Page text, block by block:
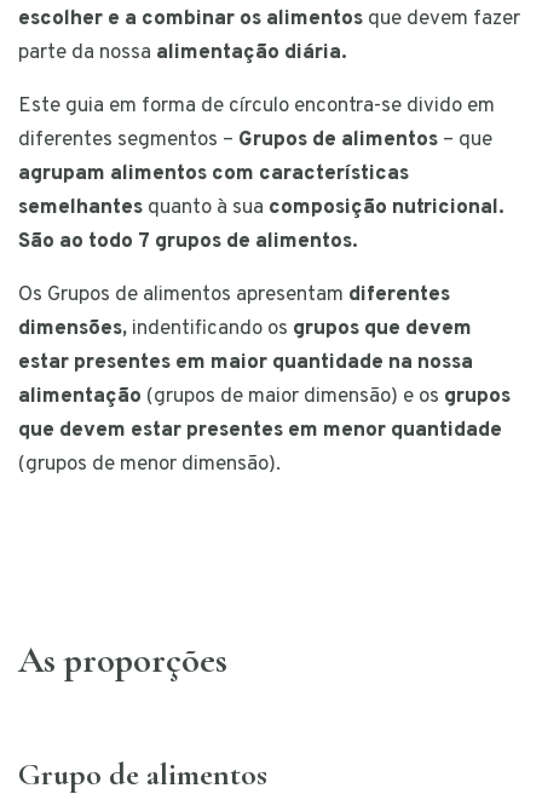
escolher e a combinar os alimentos que devem fazer
parte da nossa alimentação diária.
Este guia em forma de círculo encontra-se divido em
diferentes segmentos – Grupos de alimentos – que
agrupam alimentos com características
semelhantes quanto à sua composição nutricional.
São ao todo 7 grupos de alimentos.
Os Grupos de alimentos apresentam diferentes
dimensões, indentificando os grupos que devem
estar presentes em maior quantidade na nossa
alimentação (grupos de maior dimensão) e os grupos
que devem estar presentes em menor quantidade
(grupos de menor dimensão).
As proporções
Grupo de alimentos